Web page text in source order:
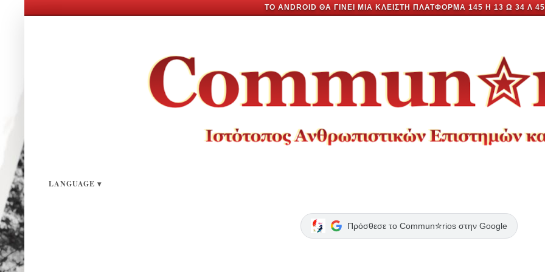
ΤΟ ANDROID ΘΑ ΓΊΝΕΙ ΜΊΑ ΚΛΕΙΣΤΉ ΠΛΑΤΦΌΡΜΑ 145 Η 13 Ώ 34 Λ
LANGUAGE ▾
Πρόσθεσε το Commun✮rios στην Google